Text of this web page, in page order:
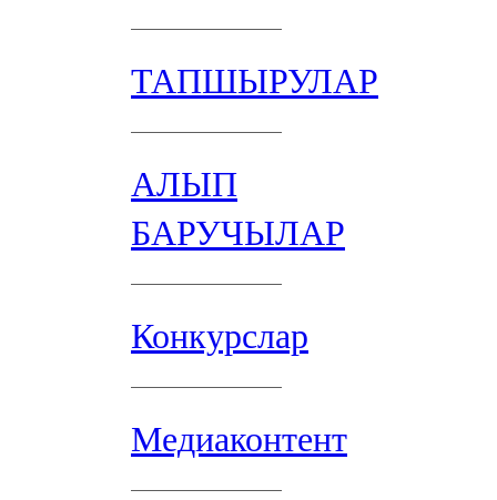
ТАПШЫРУЛАР
АЛЫП
БАРУЧЫЛАР
Конкурслар
Медиаконтент